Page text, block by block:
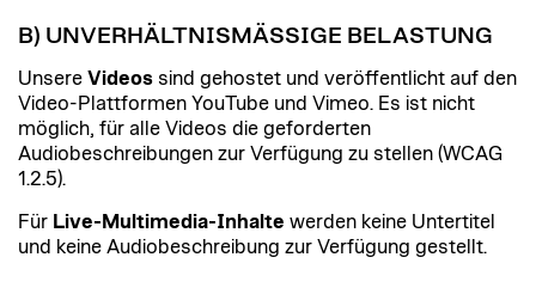
B) UNVERHÄLTNISMÄSSIGE BELASTUNG
Unsere Videos sind gehostet und veröffentlicht auf den
Video-Plattformen YouTube und Vimeo. Es ist nicht
möglich, für alle Videos die geforderten
Audiobeschreibungen zur Verfügung zu stellen (WCAG
1.2.5).
Für Live-Multimedia-Inhalte werden keine Untertitel
und keine Audiobeschreibung zur Verfügung gestellt.